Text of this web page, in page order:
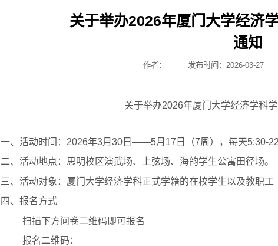
关于举办2026年厦门大学经济
通知
作者： 发布时间：2026-03-27
关于举办2026年厦门大学经济学科
一、活动时间：2026年3月30日——5月17日（7周），每天5:30-
二、活动地点：思明校区演武场、上弦场、海韵学生公寓田径场。
三、活动对象：厦门大学经济学科正式学籍的在校学生以及教职工
四、报名方式
扫描下方问卷二维码即可报名
报名二维码：